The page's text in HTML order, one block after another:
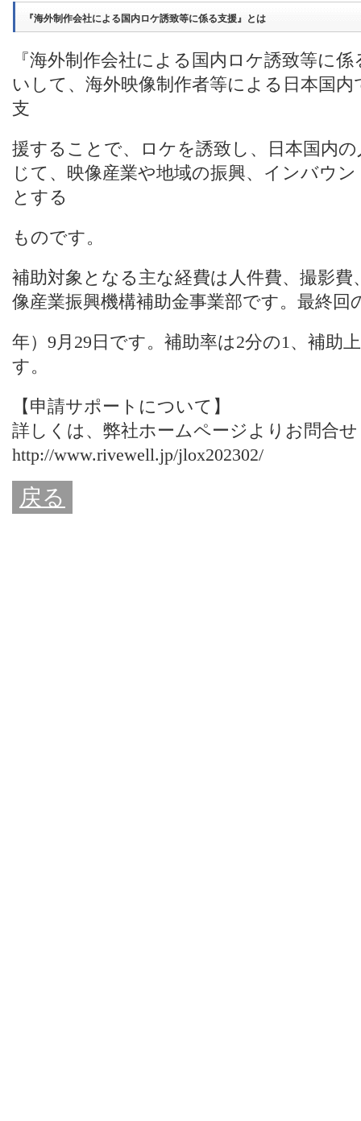
『海外制作会社による国内ロケ誘致等に係る支援』とは
『海外制作会社による国内ロケ誘致等に
いして、海外映像制作者等による日本国
支
援することで、ロケを誘致し、日本国内
じて、映像産業や地域の振興、インバウ
とする
ものです。
補助対象となる主な経費は人件費、撮影
像産業振興機構補助金事業部です。最終回
年）9月29日です。補助率は2分の1、補助
す。
【申請サポートについて】
詳しくは、 弊社ホームページよりお問合
http://www.rivewell.jp/jlox202302/
戻る